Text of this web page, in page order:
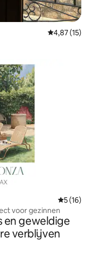
Gemiddelde
4,87 (15)
5 (16)
voor gezinnen
en geweldige
verblijven